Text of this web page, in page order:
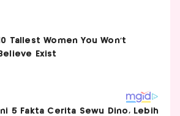
Ini 5 Fakta Cerita Sewu Dino, Lebih